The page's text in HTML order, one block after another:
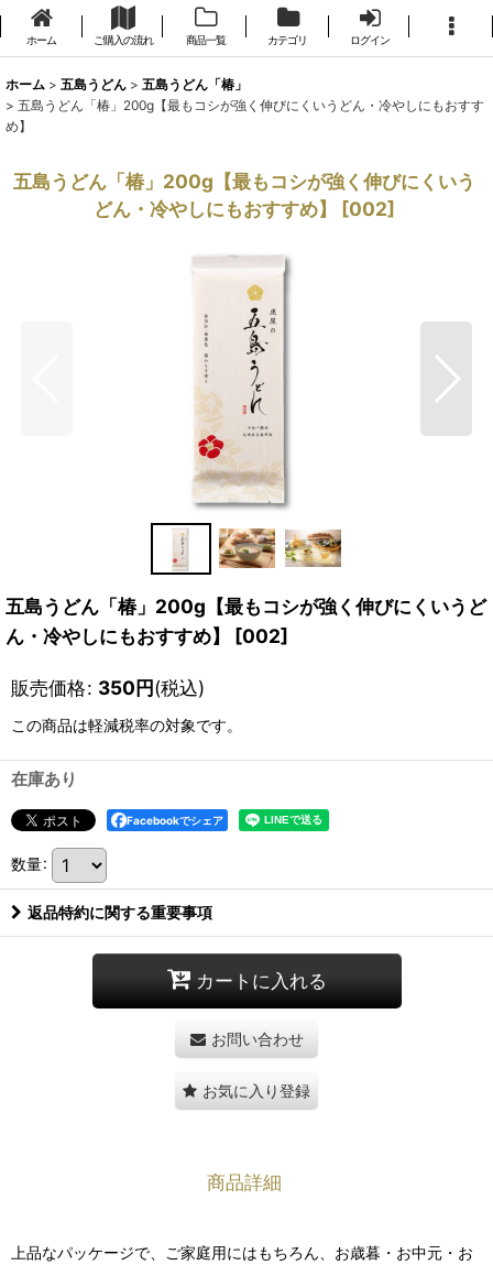
ホーム ご購入の流れ 商品一覧 カテゴリ ログイン
ホーム > 五島うどん > 五島うどん「椿」
> 五島うどん「椿」200g【最もコシが強く伸びにくいうどん・冷やしにもおすす
め】
五島うどん「椿」200g【最もコシが強く伸びにくいう
どん・冷やしにもおすすめ】
[002]
五島うどん「椿」200g【最もコシが強く伸びにくいうど
ん・冷やしにもおすすめ】
[002]
販売価格: 350円(税込)
この商品は軽減税率の対象です。
在庫あり
Facebookでシェア
数量:
返品特約に関する重要事項
カートに入れる
お問い合わせ
お気に入り登録
商品詳細
上品なパッケージで、ご家庭用にはもちろん、お歳暮・お中元・お